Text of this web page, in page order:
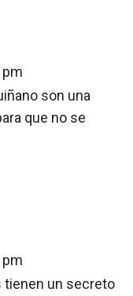
pm
son una
que no se
pm
tienen un secreto